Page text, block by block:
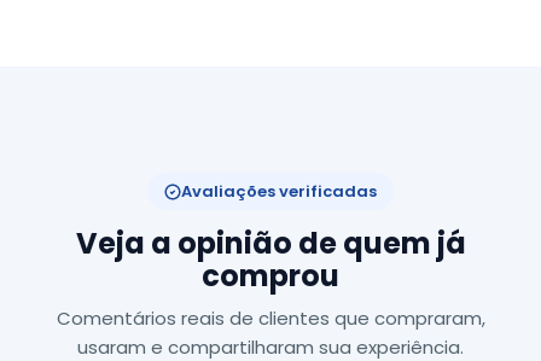
Avaliações verificadas
Veja a opinião de quem já
comprou
Comentários reais de clientes que compraram,
usaram e compartilharam sua experiência.